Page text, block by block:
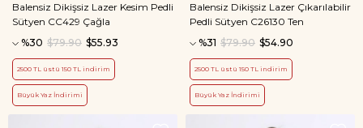
Balensiz Dikişsiz Lazer Kesim Pedli
Sütyen CC429 Çağla
%30
$55.93
$79.90
2500 TL üstü 150 TL indirim
Büyük Yaz İndirimi
Balensiz Dikişsiz Lazer Çıkarılabilir
Pedli Sütyen C26130 Ten
%31
$54.90
$79.90
2500 TL üstü 150 TL indirim
Büyük Yaz İndirimi